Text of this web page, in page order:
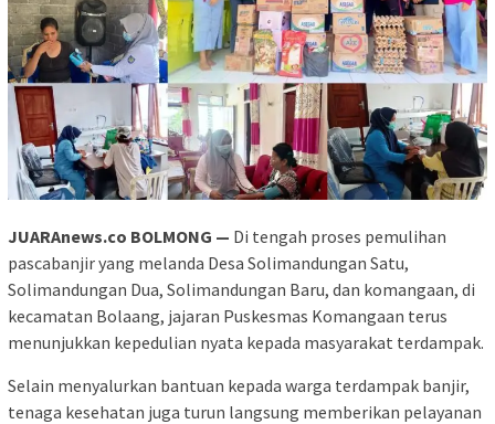
JUARAnews.co BOLMONG — Di tengah proses pemulihan
pascabanjir yang melanda Desa Solimandungan Satu,
Solimandungan Dua, Solimandungan Baru, dan komangaan, di
kecamatan Bolaang, jajaran Puskesmas Komangaan terus
menunjukkan kepedulian nyata kepada masyarakat terdampak.
Selain menyalurkan bantuan kepada warga terdampak banjir,
tenaga kesehatan juga turun langsung memberikan pelayanan